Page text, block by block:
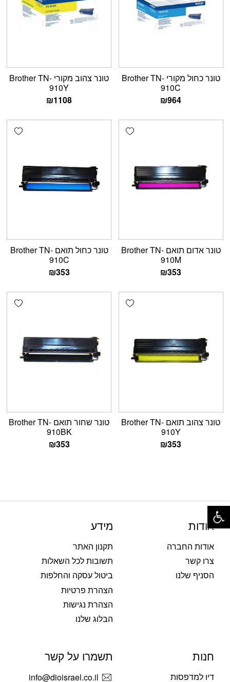
טונר כחול מקורי Brother TN-
910C
₪964
טונר צהוב מקורי Brother TN-
910Y
₪1108
Add wishlist
טונר אדום תואם Brother TN-
910M
₪353
טונר כחול תואם Brother TN-
910C
₪353
Add wishlist
טונר צהוב תואם Brother TN-
910Y
₪353
טונר שחור תואם Brother TN-
910BK
₪353
אודות
אודות החברה
צרו קשר
הסניף שלנו
מידע
תקנון האתר
תשובות לכל השאלות
ביטול עסקה והחלפות
הצהרת פרטיות
הצהרת נגישות
הבלוג שלנו
חנות
דיו למדפסות
תשמרו על קשר
info@dioisrael.co.il
פתח סרגל נגישות